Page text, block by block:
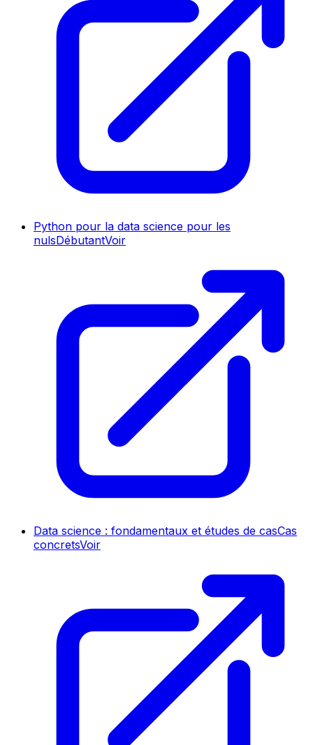
Python pour la data science pour les
nulsDébutantVoir
Data science : fondamentaux et études de casCas
concretsVoir